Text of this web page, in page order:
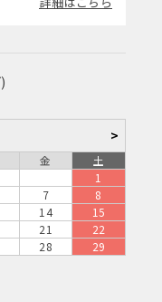
>
金
土
1
7
8
14
15
21
22
28
29